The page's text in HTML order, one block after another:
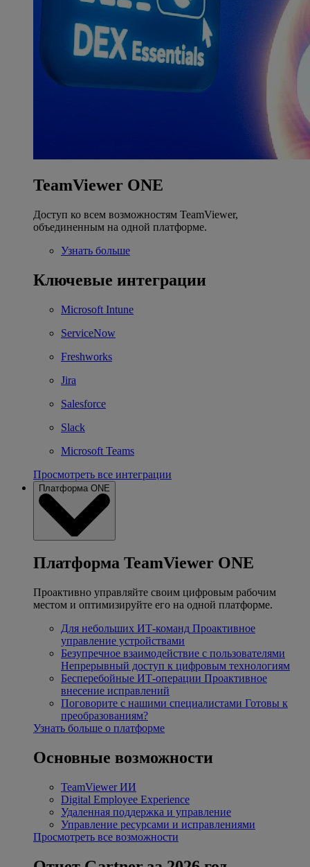
TeamViewer ONE
Доступ ко всем возможностям TeamViewer,
объединенным на одной платформе.
Узнать больше
Ключевые интеграции
Microsoft Intune
ServiceNow
Freshworks
Jira
Salesforce
Slack
Microsoft Teams
Просмотреть все интеграции
Платформа ONE
Платформа TeamViewer ONE
Проактивно управляйте своим цифровым рабочим
местом и оптимизируйте его на одной платформе.
Для небольших ИТ-команд Проактивное
управление устройствами
Безупречное взаимодействие с пользователями
Непрерывный доступ к цифровым технологиям
Бесперебойные ИТ-операции Проактивное
внесение исправлений
Поговорите с нашими специалистами Готовы к
преобразованиям?
Узнать больше о платформе
Основные возможности
TeamViewer ИИ
Digital Employee Experience
Удаленная поддержка и управление
Управление ресурсами и исправлениями
Просмотреть все возможности